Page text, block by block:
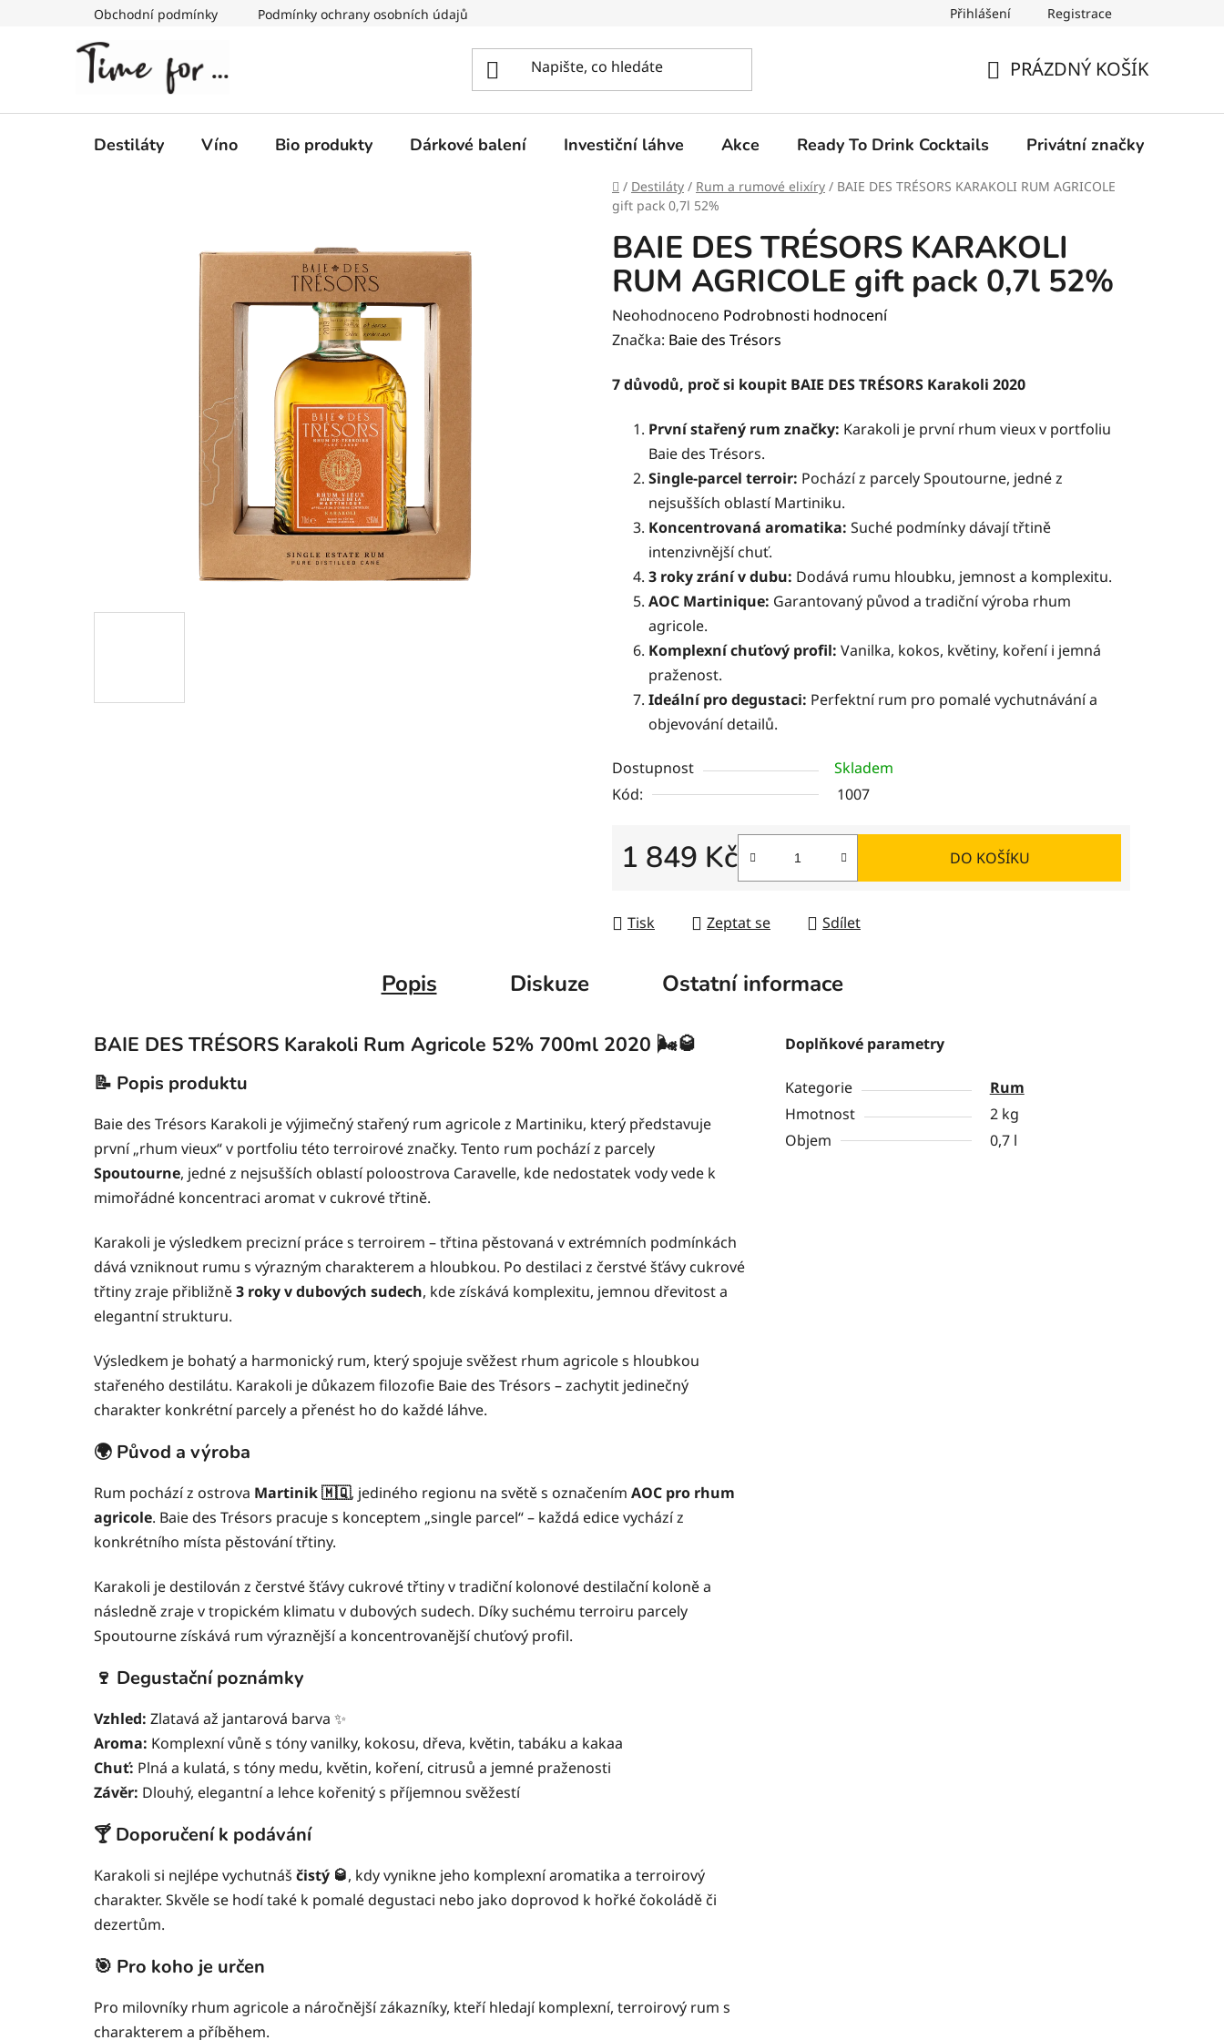
Obchodní podmínky Podmínky ochrany osobních údajů Přihlášení Registrace
KOŠÍK
PRÁZDNÝ KOŠÍK
Destiláty Víno Bio produkty Dárkové balení Investiční láhve Akce Ready To Drink Cocktails Privátní značky
Domů
/ Destiláty / Rum a rumové elixíry / BAIE DES TRÉSORS KARAKOLI RUM AGRICOLE
gift pack 0,7l 52%
BAIE DES TRÉSORS KARAKOLI
RUM AGRICOLE gift pack 0,7l 52%
Průměrné
hodnocení
je
hvězdiček.
Neohodnoceno Podrobnosti hodnocení
Značka: Baie des Trésors
7 důvodů, proč si koupit BAIE DES TRÉSORS Karakoli 2020
První stařený rum značky: Karakoli je první rhum vieux v portfoliu
Baie des Trésors.
Single-parcel terroir: Pochází z parcely Spoutourne, jedné z
nejsušších oblastí Martiniku.
Koncentrovaná aromatika: Suché podmínky dávají třtině
intenzivnější chuť.
3 roky zrání v dubu: Dodává rumu hloubku, jemnost a komplexitu.
AOC Martinique: Garantovaný původ a tradiční výroba rhum
agricole.
Komplexní chuťový profil: Vanilka, kokos, květiny, koření i jemná
praženost.
Ideální pro degustaci: Perfektní rum pro pomalé vychutnávání a
objevování detailů.
Dostupnost
Skladem
Kód:
1007
1 849 Kč DO KOŠÍKU
Tisk Zeptat se Sdílet
Popis Diskuze Ostatní informace
BAIE DES TRÉSORS Karakoli Rum Agricole 52% 700ml 2020 🌬️🥃
📝 Popis produktu
Baie des Trésors Karakoli je výjimečný stařený rum agricole z Martiniku, který představuje
první „rhum vieux“ v portfoliu této terroirové značky. Tento rum pochází z parcely
Spoutourne, jedné z nejsušších oblastí poloostrova Caravelle, kde nedostatek vody vede k
mimořádné koncentraci aromat v cukrové třtině.
Karakoli je výsledkem precizní práce s terroirem – třtina pěstovaná v extrémních podmínkách
dává vzniknout rumu s výrazným charakterem a hloubkou. Po destilaci z čerstvé šťávy cukrové
třtiny zraje přibližně3 roky v dubových sudech, kde získává komplexitu, jemnou dřevitost a
elegantní strukturu.
Výsledkem je bohatý a harmonický rum, který spojuje svěžest rhum agricole s hloubkou
stařeného destilátu. Karakoli je důkazem filozofie Baie des Trésors – zachytit jedinečný
charakter konkrétní parcely a přenést ho do každé láhve.
🌍 Původ a výroba
Rum pochází z ostrova Martinik 🇲🇶, jediného regionu na světě s označením AOC pro rhum
agricole. Baie des Trésors pracuje s konceptem „single parcel“ – každá edice vychází z
konkrétního místa pěstování třtiny.
Karakoli je destilován z čerstvé šťávy cukrové třtiny v tradiční kolonové destilační koloně a
následně zraje v tropickém klimatu v dubových sudech. Díky suchému terroiru parcely
Spoutourne získává rum výraznější a koncentrovanější chuťový profil.
🍷 Degustační poznámky
Vzhled: Zlatavá až jantarová barva ✨
Aroma: Komplexní vůně s tóny vanilky, kokosu, dřeva, květin, tabáku a kakaa
Chuť: Plná a kulatá, s tóny medu, květin, koření, citrusů a jemné praženosti
Závěr: Dlouhý, elegantní a lehce kořenitý s příjemnou svěžestí
🍸 Doporučení k podávání
Karakoli si nejlépe vychutnáš čistý 🥃, kdy vynikne jeho komplexní aromatika a terroirový
charakter. Skvěle se hodí také k pomalé degustaci nebo jako doprovod k hořké čokoládě či
dezertům.
🎯 Pro koho je určen
Pro milovníky rhum agricole a náročnější zákazníky, kteří hledají komplexní, terroirový rum s
charakterem a příběhem.
Doplňkové parametry
Kategorie
Rum
Hmotnost
2 kg
Objem
0,7 l